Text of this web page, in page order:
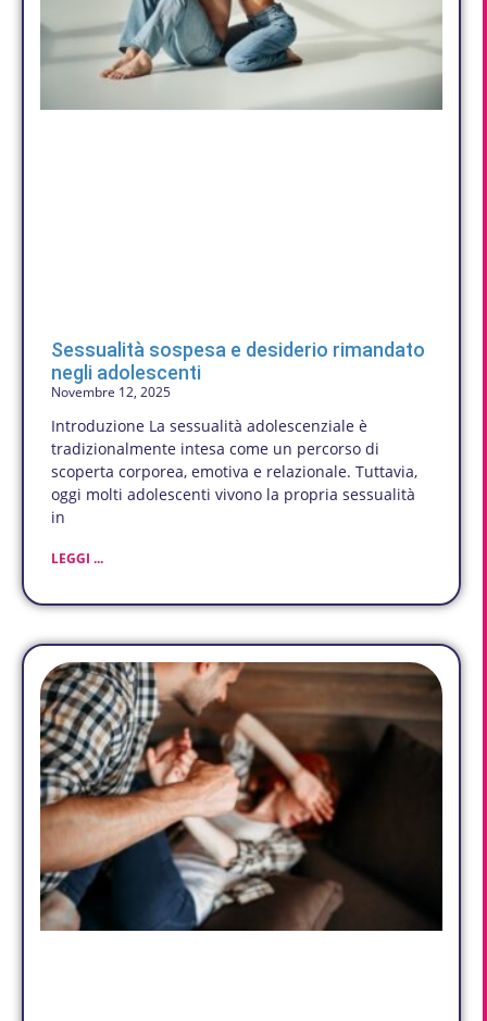
Sessualità sospesa e desiderio rimandato
negli adolescenti
Novembre 12, 2025
Introduzione La sessualità adolescenziale è
tradizionalmente intesa come un percorso di
scoperta corporea, emotiva e relazionale. Tuttavia,
oggi molti adolescenti vivono la propria sessualità
in
LEGGI ...